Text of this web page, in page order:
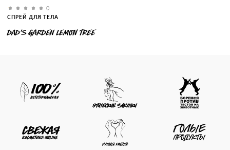
0
СПРЕЙ ДЛЯ ТЕЛА
DAD’S GARDEN LEMON TREE